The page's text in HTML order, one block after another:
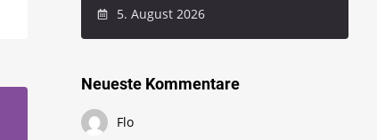
5. August 2026
Neueste Kommentare
Flo